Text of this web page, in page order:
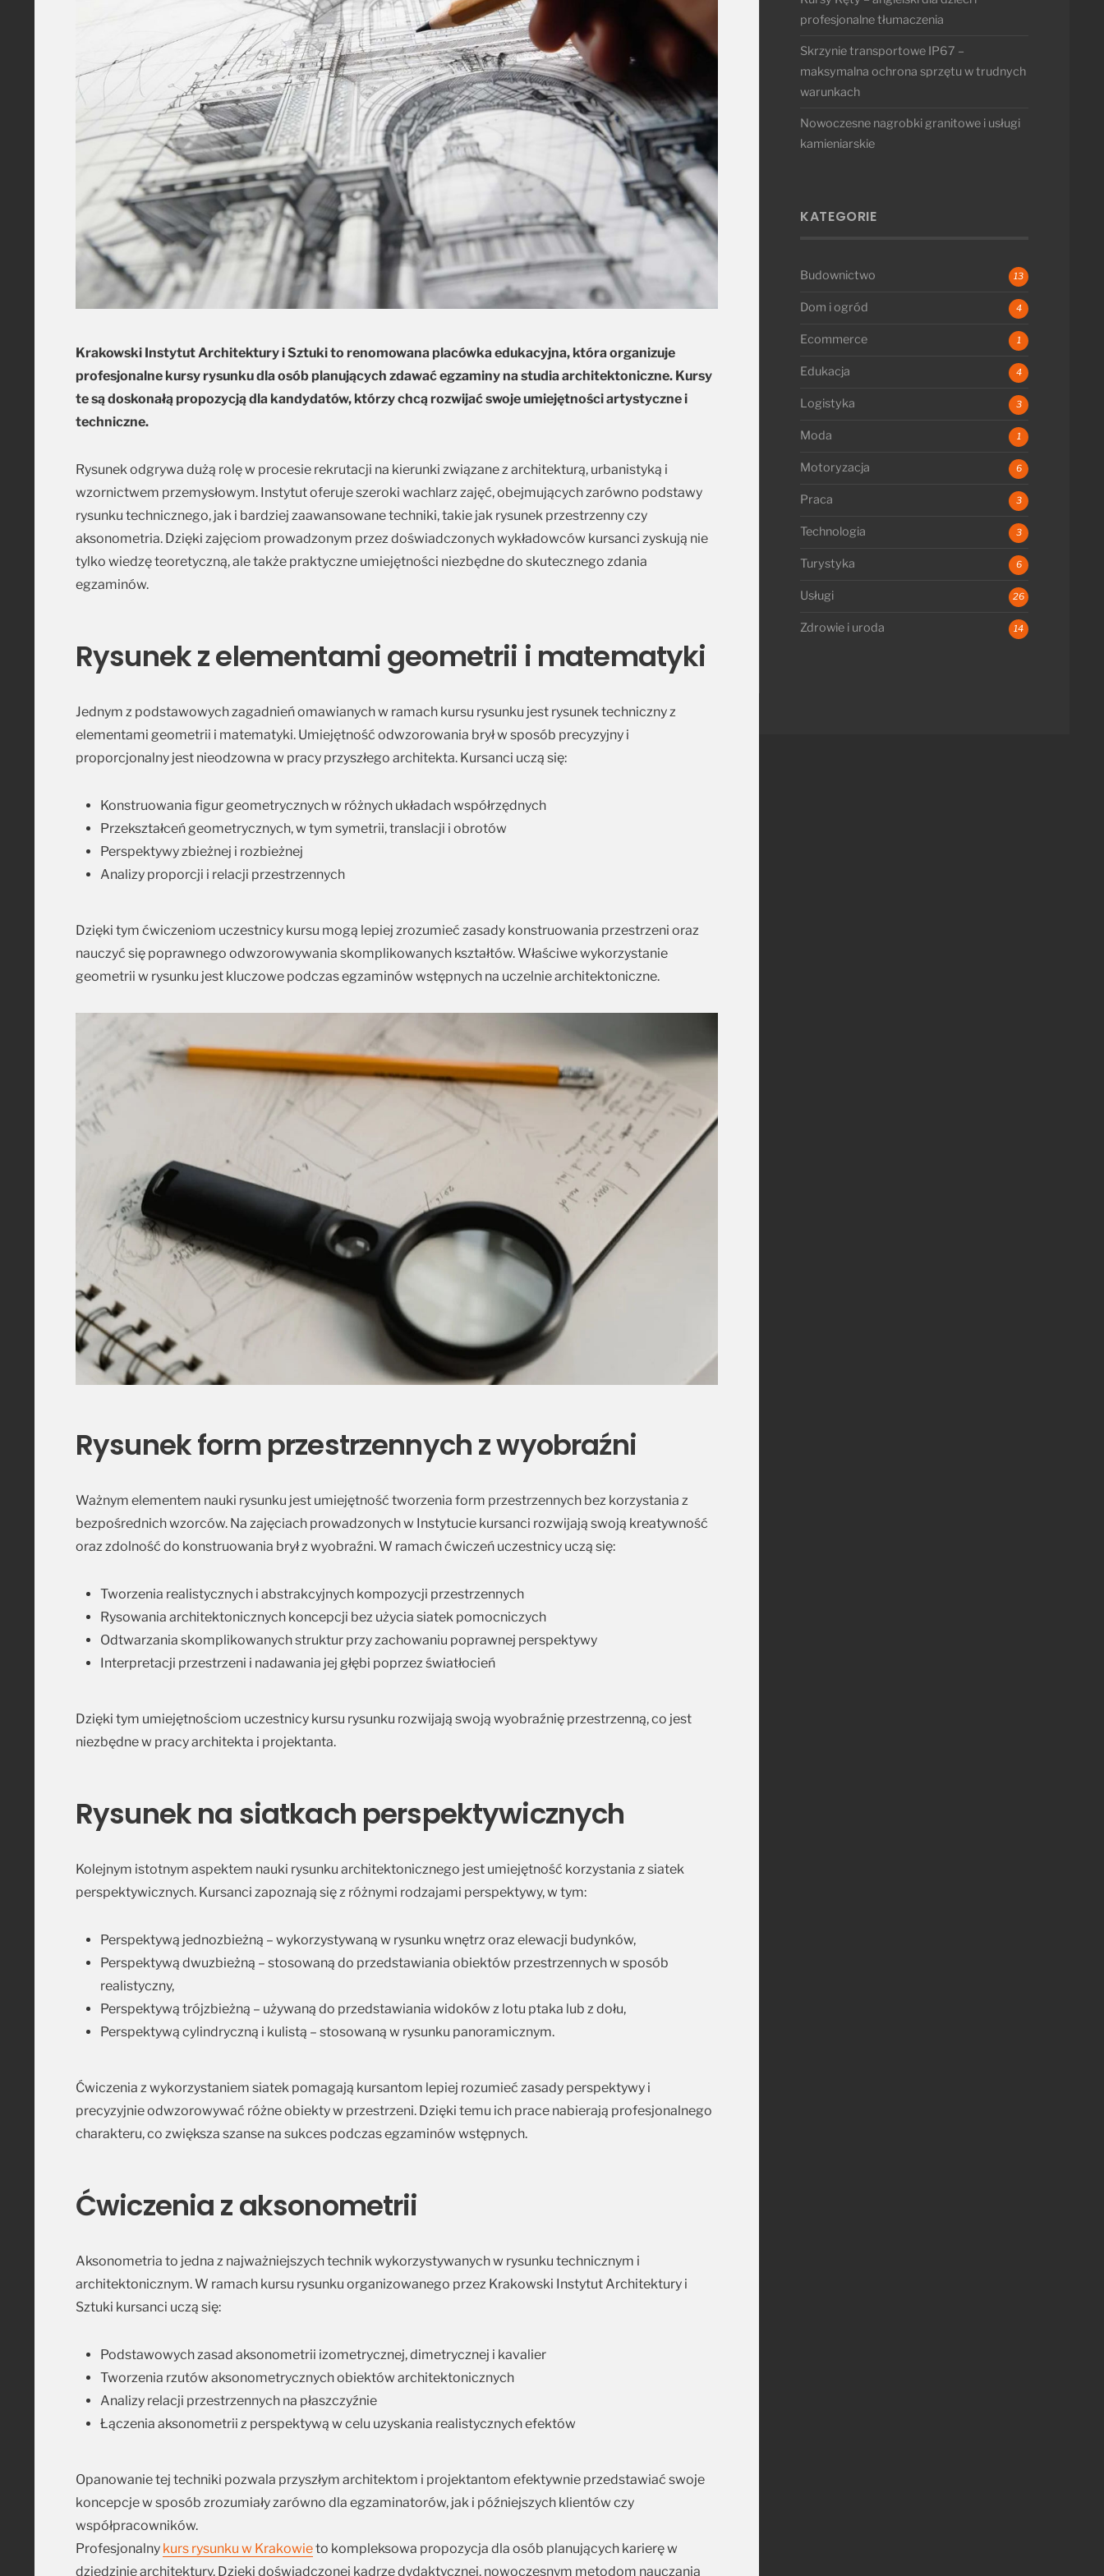
Krakowski Instytut Architektury i Sztuki to renomowana placówka edukacyjna, która organizuje
profesjonalne kursy rysunku dla osób planujących zdawać egzaminy na studia architektoniczne. Kursy
te są doskonałą propozycją dla kandydatów, którzy chcą rozwijać swoje umiejętności artystyczne i
techniczne.
Rysunek odgrywa dużą rolę w procesie rekrutacji na kierunki związane z architekturą, urbanistyką i
wzornictwem przemysłowym. Instytut oferuje szeroki wachlarz zajęć, obejmujących zarówno podstawy
rysunku technicznego, jak i bardziej zaawansowane techniki, takie jak rysunek przestrzenny czy
aksonometria. Dzięki zajęciom prowadzonym przez doświadczonych wykładowców kursanci zyskują nie
tylko wiedzę teoretyczną, ale także praktyczne umiejętności niezbędne do skutecznego zdania
egzaminów.
Rysunek z elementami geometrii i matematyki
Jednym z podstawowych zagadnień omawianych w ramach kursu rysunku jest rysunek techniczny z
elementami geometrii i matematyki. Umiejętność odwzorowania brył w sposób precyzyjny i
proporcjonalny jest nieodzowna w pracy przyszłego architekta. Kursanci uczą się:
Konstruowania figur geometrycznych w różnych układach współrzędnych
Przekształceń geometrycznych, w tym symetrii, translacji i obrotów
Perspektywy zbieżnej i rozbieżnej
Analizy proporcji i relacji przestrzennych
Dzięki tym ćwiczeniom uczestnicy kursu mogą lepiej zrozumieć zasady konstruowania przestrzeni oraz
nauczyć się poprawnego odwzorowywania skomplikowanych kształtów. Właściwe wykorzystanie
geometrii w rysunku jest kluczowe podczas egzaminów wstępnych na uczelnie architektoniczne.
Rysunek form przestrzennych z wyobraźni
Ważnym elementem nauki rysunku jest umiejętność tworzenia form przestrzennych bez korzystania z
bezpośrednich wzorców. Na zajęciach prowadzonych w Instytucie kursanci rozwijają swoją kreatywność
oraz zdolność do konstruowania brył z wyobraźni. W ramach ćwiczeń uczestnicy uczą się:
Tworzenia realistycznych i abstrakcyjnych kompozycji przestrzennych
Rysowania architektonicznych koncepcji bez użycia siatek pomocniczych
Odtwarzania skomplikowanych struktur przy zachowaniu poprawnej perspektywy
Interpretacji przestrzeni i nadawania jej głębi poprzez światłocień
Dzięki tym umiejętnościom uczestnicy kursu rysunku rozwijają swoją wyobraźnię przestrzenną, co jest
niezbędne w pracy architekta i projektanta.
Rysunek na siatkach perspektywicznych
Kolejnym istotnym aspektem nauki rysunku architektonicznego jest umiejętność korzystania z siatek
perspektywicznych. Kursanci zapoznają się z różnymi rodzajami perspektywy, w tym:
Perspektywą jednozbieżną – wykorzystywaną w rysunku wnętrz oraz elewacji budynków,
Perspektywą dwuzbieżną – stosowaną do przedstawiania obiektów przestrzennych w sposób
realistyczny,
Perspektywą trójzbieżną – używaną do przedstawiania widoków z lotu ptaka lub z dołu,
Perspektywą cylindryczną i kulistą – stosowaną w rysunku panoramicznym.
Ćwiczenia z wykorzystaniem siatek pomagają kursantom lepiej rozumieć zasady perspektywy i
precyzyjnie odwzorowywać różne obiekty w przestrzeni. Dzięki temu ich prace nabierają profesjonalnego
charakteru, co zwiększa szanse na sukces podczas egzaminów wstępnych.
Ćwiczenia z aksonometrii
Aksonometria to jedna z najważniejszych technik wykorzystywanych w rysunku technicznym i
architektonicznym. W ramach kursu rysunku organizowanego przez Krakowski Instytut Architektury i
Sztuki kursanci uczą się:
Podstawowych zasad aksonometrii izometrycznej, dimetrycznej i kavalier
Tworzenia rzutów aksonometrycznych obiektów architektonicznych
Analizy relacji przestrzennych na płaszczyźnie
Łączenia aksonometrii z perspektywą w celu uzyskania realistycznych efektów
Opanowanie tej techniki pozwala przyszłym architektom i projektantom efektywnie przedstawiać swoje
koncepcje w sposób zrozumiały zarówno dla egzaminatorów, jak i późniejszych klientów czy
współpracowników.
Profesjonalny kurs rysunku w Krakowieto kompleksowa propozycja dla osób planujących karierę w
dziedzinie architektury. Dzięki doświadczonej kadrze dydaktycznej, nowoczesnym metodom nauczania
profesjonalne tłumaczenia
Skrzynie transportowe IP67 –
maksymalna ochrona sprzętu w trudnych
warunkach
Nowoczesne nagrobki granitowe i usługi
kamieniarskie
KATEGORIE
Budownictwo 13
Dom i ogród 4
Ecommerce 1
Edukacja 4
Logistyka 3
Moda 1
Motoryzacja 6
Praca 3
Technologia 3
Turystyka 6
Usługi 26
Zdrowie i uroda 14